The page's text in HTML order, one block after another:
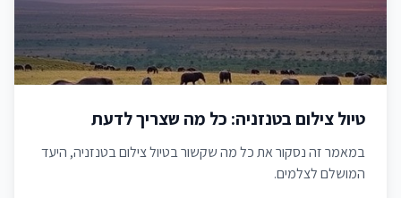
טיול צילום בטנזניה: כל מה שצריך לדעת
במאמר זה נסקור את כל מה שקשור בטיול צילום בטנזניה, היעד
המושלם לצלמים.